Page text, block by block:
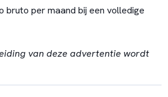
bruto per maand bij een volledige
van deze advertentie wordt